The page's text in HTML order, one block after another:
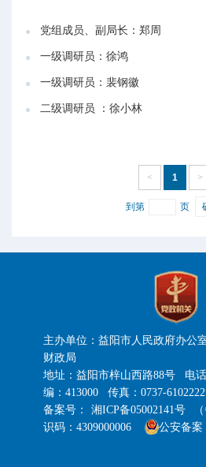
党组成员、副局长：郑周
一级调研员：徐鸿
一级调研员：裴钢徽
二级调研员 ：徐小林
< 1 >
到第 页
主办单位：益阳市人民政府办公
财政局
地址：益阳市梓山西路88号 电
编：413000 传真：0737-6102222
备案号：
湘ICP备05002141号
识码：4309000006
公安备案